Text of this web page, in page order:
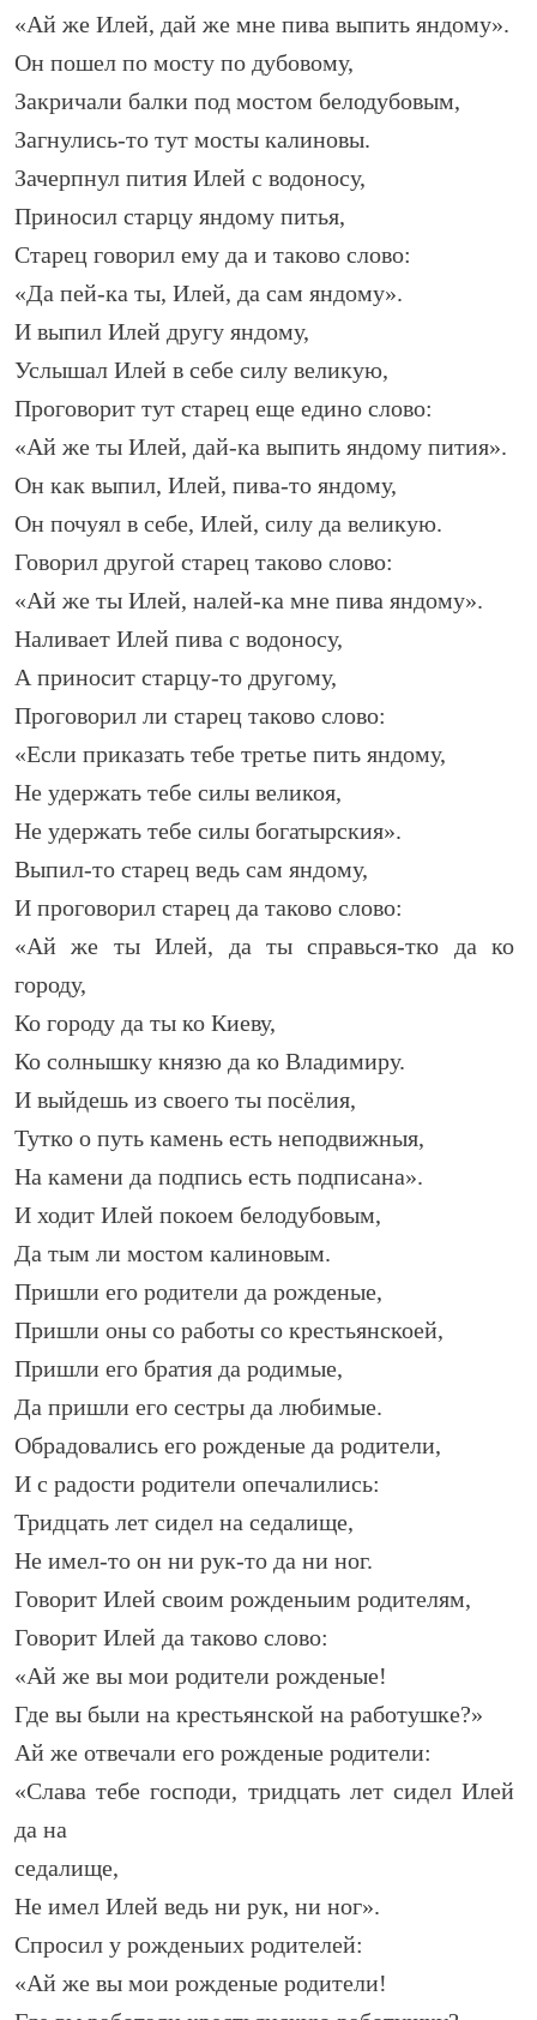
«Ай же Илей, дай же мне пива выпить яндому».
Он пошел по мосту по дубовому,
Закричали балки под мостом белодубовым,
Загнулись-то тут мосты калиновы.
Зачерпнул пития Илей с водоносу,
Приносил старцу яндому питья,
Старец говорил ему да и таково слово:
«Да пей-ка ты, Илей, да сам яндому».
И выпил Илей другу яндому,
Услышал Илей в себе силу великую,
Проговорит тут старец еще едино слово:
«Ай же ты Илей, дай-ка выпить яндому пития».
Он как выпил, Илей, пива-то яндому,
Он почуял в себе, Илей, силу да великую.
Говорил другой старец таково слово:
«Ай же ты Илей, налей-ка мне пива яндому».
Наливает Илей пива с водоносу,
А приносит старцу-то другому,
Проговорил ли старец таково слово:
«Если приказать тебе третье пить яндому,
Не удержать тебе силы великоя,
Не удержать тебе силы богатырския».
Выпил-то старец ведь сам яндому,
И проговорил старец да таково слово:
«Ай же ты Илей, да ты справься-тко да ко
городу,
Ко городу да ты ко Киеву,
Ко солнышку князю да ко Владимиру.
И выйдешь из своего ты посёлия,
Тутко о путь камень есть неподвижныя,
На камени да подпись есть подписана».
И ходит Илей покоем белодубовым,
Да тым ли мостом калиновым.
Пришли его родители да рожденые,
Пришли оны со работы со крестьянскоей,
Пришли его братия да родимые,
Да пришли его сестры да любимые.
Обрадовались его рожденые да родители,
И с радости родители опечалились:
Тридцать лет сидел на седалище,
Не имел-то он ни рук-то да ни ног.
Говорит Илей своим рожденыим родителям,
Говорит Илей да таково слово:
«Ай же вы мои родители рожденые!
Где вы были на крестьянской на работушке?»
Ай же отвечали его рожденые родители:
«Слава тебе господи, тридцать лет сидел Илей
да на
седалище,
Не имел Илей ведь ни рук, ни ног».
Спросил у рожденыих родителей:
«Ай же вы мои рожденые родители!